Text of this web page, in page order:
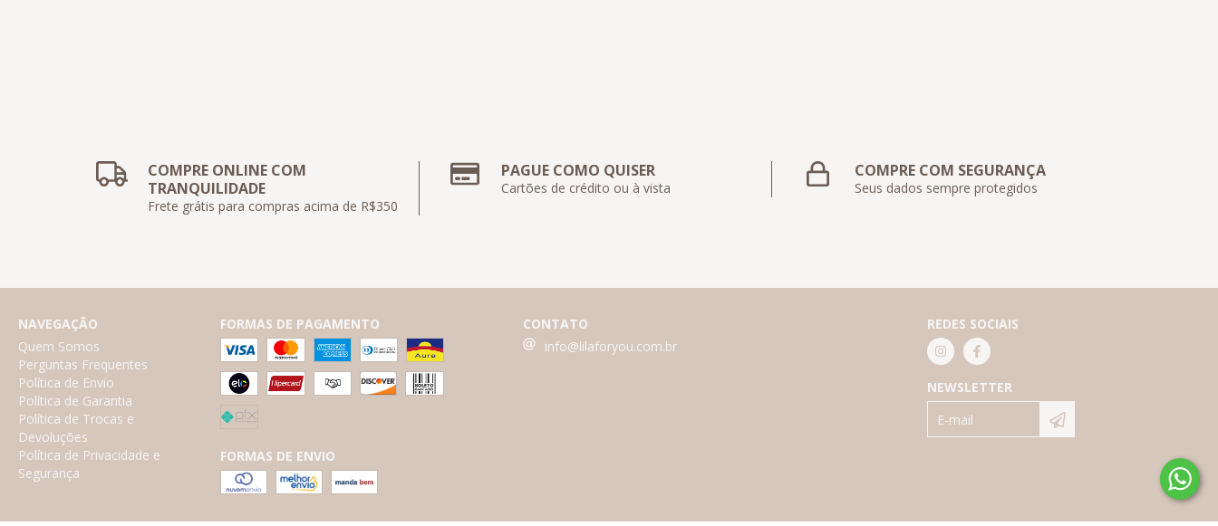
COMPRE ONLINE COM
TRANQUILIDADE
Frete grátis para compras acima de R$350
PAGUE COMO QUISER
Cartões de crédito ou à vista
COMPRE COM SEGURANÇA
Seus dados sempre protegidos
NAVEGAÇÃO
Quem Somos
Perguntas Frequentes
Política de Envio
Política de Garantia
Política de Trocas e
Devoluções
Política de Privacidade e
Segurança
FORMAS DE PAGAMENTO
FORMAS DE ENVIO
CONTATO
info@lilaforyou.com.br
REDES SOCIAIS
NEWSLETTER